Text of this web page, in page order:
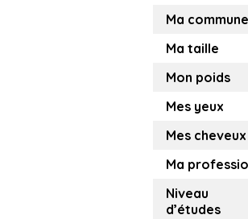
Ma commune
Ma taille
Mon poids
Mes yeux
Mes cheveux
Ma
Niveau
d’études